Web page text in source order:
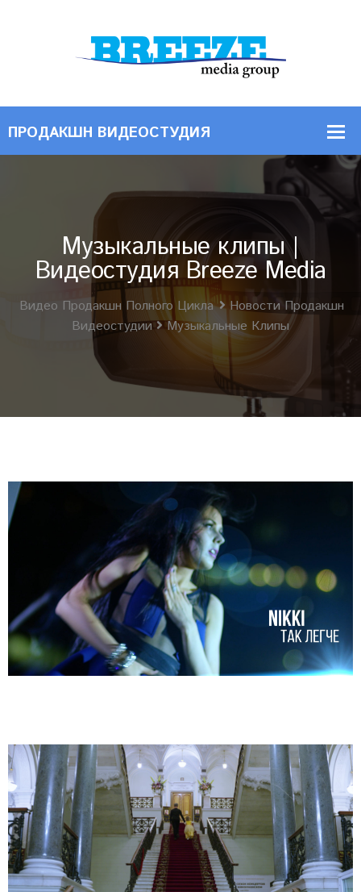
Музыкальные клипы |
Видеостудия Breeze Media
Видео Продакшн Полного Цикла
Новости Продакшн
Видеостудии
Музыкальные Клипы